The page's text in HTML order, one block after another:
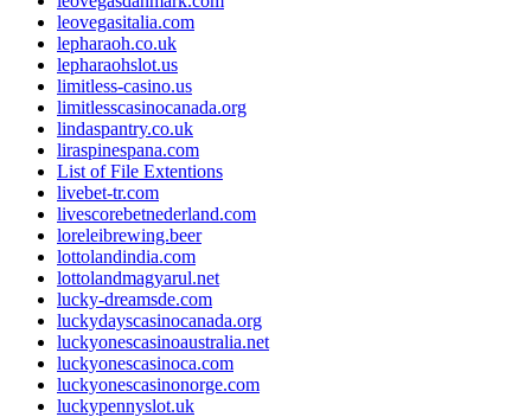
leovegasitalia.com
lepharaoh.co.uk
lepharaohslot.us
limitless-casino.us
limitlesscasinocanada.org
lindaspantry.co.uk
liraspinespana.com
List of File Extentions
livebet-tr.com
livescorebetnederland.com
loreleibrewing.beer
lottolandindia.com
lottolandmagyarul.net
lucky-dreamsde.com
luckydayscasinocanada.org
luckyonescasinoaustralia.net
luckyonescasinoca.com
luckyonescasinonorge.com
luckypennyslot.uk